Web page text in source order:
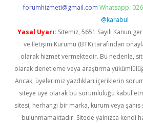
forumhizmeti@gmail.com Whatsapp:
@karabul
Yasal Uyarı: Sitemiz, 5651 Sayılı Kanun
ve İletişim Kurumu (BTK) tarafından
olarak hizmet vermektedir. Bu nedenle,
olarak denetleme veya araştırma
Ancak, üyelerimiz yazdıkları içeriklerin
siteye üye olarak bu sorumluluğu kabul
sitesi, herhangi bir marka, kurum veya şahıs
bulunmamaktadır. Sitede yalnızca kendi